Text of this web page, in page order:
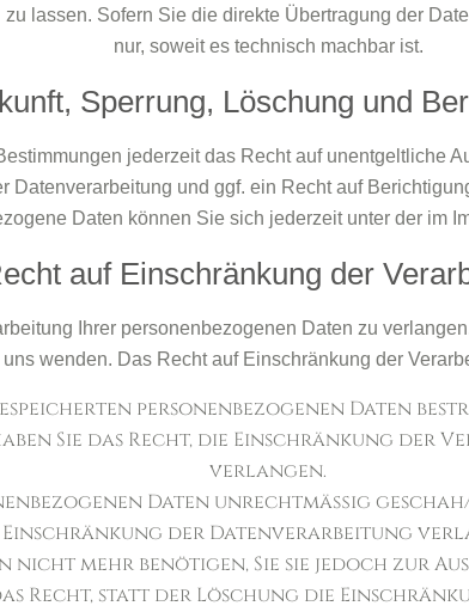
lassen. Sofern Sie die direkte Übertragung der
nur, soweit es technisch machbar ist.
Sperrung, Löschung und
jederzeit das Recht auf unentgeltliche
Datenverarbeitung und ggf. ein Recht auf
Daten können Sie sich jederzeit unter der im
auf Einschränkung der
Ihrer personenbezogenen Daten zu
wenden. Das Recht auf Einschränkung der
personenbezogenen Daten
Sie das Recht, die Einschränkung der
verlangen.
Daten unrechtmäßig
Einschränkung der Datenverarbeitung
nicht mehr benötigen, Sie sie jedoch zur
Recht, statt der Löschung die